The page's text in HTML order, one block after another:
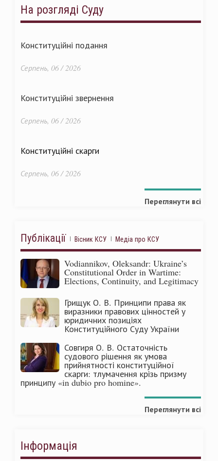
На розгляді Суду
Конституційні подання
Серпень, 06 / 2026
Конституційні звернення
Серпень, 06 / 2026
Конституційні скарги
Серпень, 06 / 2026
Переглянути всі
Публікації Вісник КСУ Медіа про КСУ
Vodiannikov, Oleksandr: Ukraine’s
Constitutional Order in Wartime:
Elections, Continuity, and Legitimacy
Грищук О. В. Принципи права як
виразники правових цінностей у
юридичних позиціях
Конституційного Суду України
Совгиря О. В. Остаточність
судового рішення як умова
прийнятності конституційної
скарги: тлумачення крізь призму
принципу «in dubio pro homine».
Переглянути всі
Інформація